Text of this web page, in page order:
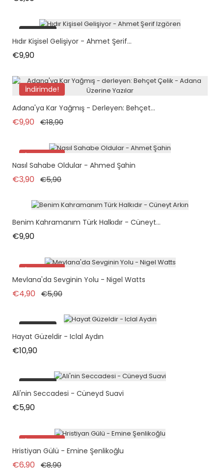
tükendi
Hıdır Kişisel Gelişiyor - Ahmet Şerif...
€9,90Fiyat
İndirimde!
Adana'ya Kar Yağmış - Derleyen: Behçet...
€9,90 Normal fiyat
€18,90Fiyat
İndirimde!
Nasıl Sahabe Oldular - Ahmed Şahin
€3,90 Normal fiyat
€5,90Fiyat
Benim Kahramanım Türk Halkıdır - Cüneyt...
€9,90Fiyat
İndirimde!
Mevlana'da Sevginin Yolu - Nigel Watts
€4,90 Normal fiyat
€5,90Fiyat
tükendi
Hayat Güzeldir - Iclal Aydın
€10,90Fiyat
tükendi
Ali'nin Seccadesi - Cüneyd Suavi
€5,90Fiyat
İndirimde!
tükendi
Hristiyan Gülü - Emine Şenlikoğlu
€6,90 Normal fiyat
€8,90Fiyat